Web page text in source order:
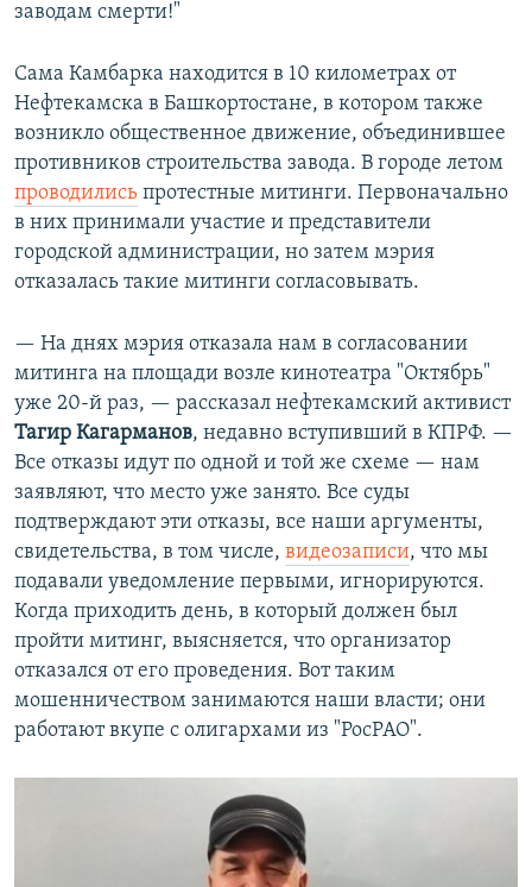
заводам смерти!"
Сама Камбарка находится в 10 километрах от
Нефтекамска в Башкортостане, в котором также
возникло общественное движение, объединившее
противников строительства завода. В городе летом
проводились протестные митинги. Первоначально
в них принимали участие и представители
городской администрации, но затем мэрия
отказалась такие митинги согласовывать.
— На днях мэрия отказала нам в согласовании
митинга на площади возле кинотеатра "Октябрь"
уже 20-й раз, — рассказал нефтекамский активист
Тагир Кагарманов, недавно вступивший в КПРФ. —
Все отказы идут по одной и той же схеме — нам
заявляют, что место уже занято. Все суды
подтверждают эти отказы, все наши аргументы,
свидетельства, в том числе, видеозаписи, что мы
подавали уведомление первыми, игнорируются.
Когда приходить день, в который должен был
пройти митинг, выясняется, что организатор
отказался от его проведения. Вот таким
мошенничеством занимаются наши власти; они
работают вкупе с олигархами из "РосРАО".